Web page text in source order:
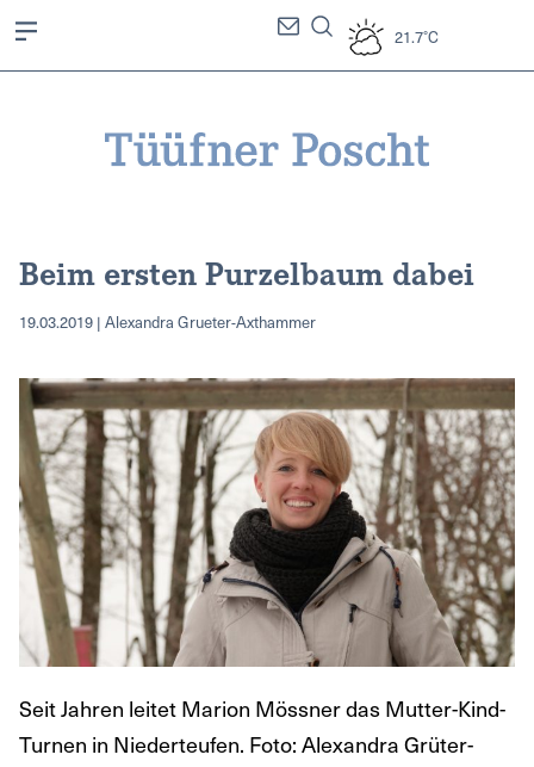
21.7°C
Beim ersten Purzelbaum dabei
19.03.2019 | Alexandra Grueter-Axthammer
Seit Jahren leitet Marion Mössner das Mutter-Kind-
Turnen in Niederteufen. Foto: Alexandra Grüter-